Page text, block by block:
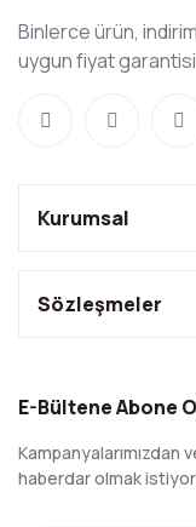
Binlerce ürün,
uygun fiyat
Kurumsal
Sözleşmeler
E-Bültene Abone
haberdar olmak